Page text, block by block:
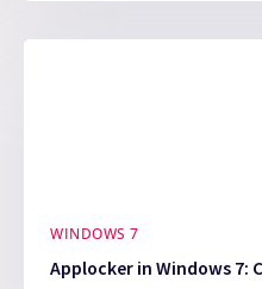
WINDOWS 7
Applocker in Windows